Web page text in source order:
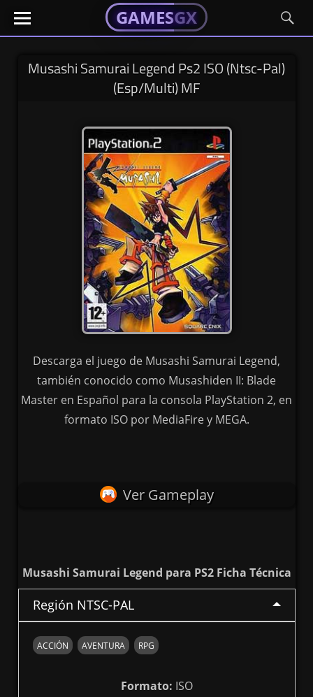
Skip
GAMESGX
El
portal
tus
GAMESGX
GAMESGX
El
portal
tusMusashi Samurai Legend Ps2 ISO (Ntsc-Pal)
(Esp/Multi) MF
Descarga el juego de Musashi Samurai Legend,
también conocido como Musashiden II: Blade
Master en Español para la consola PlayStation 2, en
formato ISO por MediaFire y MEGA.
Ver Gameplay
Musashi Samurai Legend para PS2 Ficha Técnica
Región NTSC-PAL
ACCIÓN AVENTURA RPG
Formato: ISO